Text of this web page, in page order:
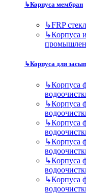
↳Корпуса мембран
↳FRP
↳Корпуса
↳Корпуса для
↳Корпуса
↳Корпуса
↳Корпуса
↳Корпуса
↳Корпуса
↳Корпуса